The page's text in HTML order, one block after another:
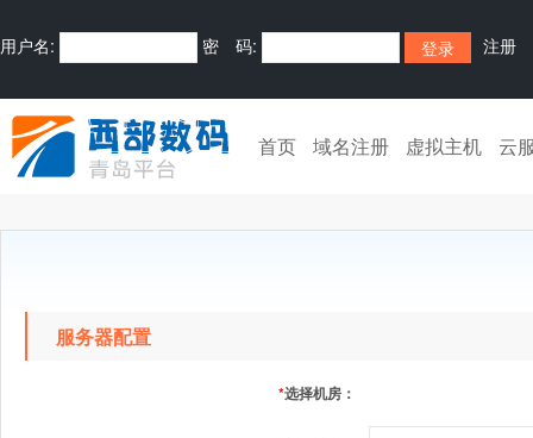
用户名: 密 码: 注册
首页 域名注册 虚拟主机 云
服务器配置
*选择机房：